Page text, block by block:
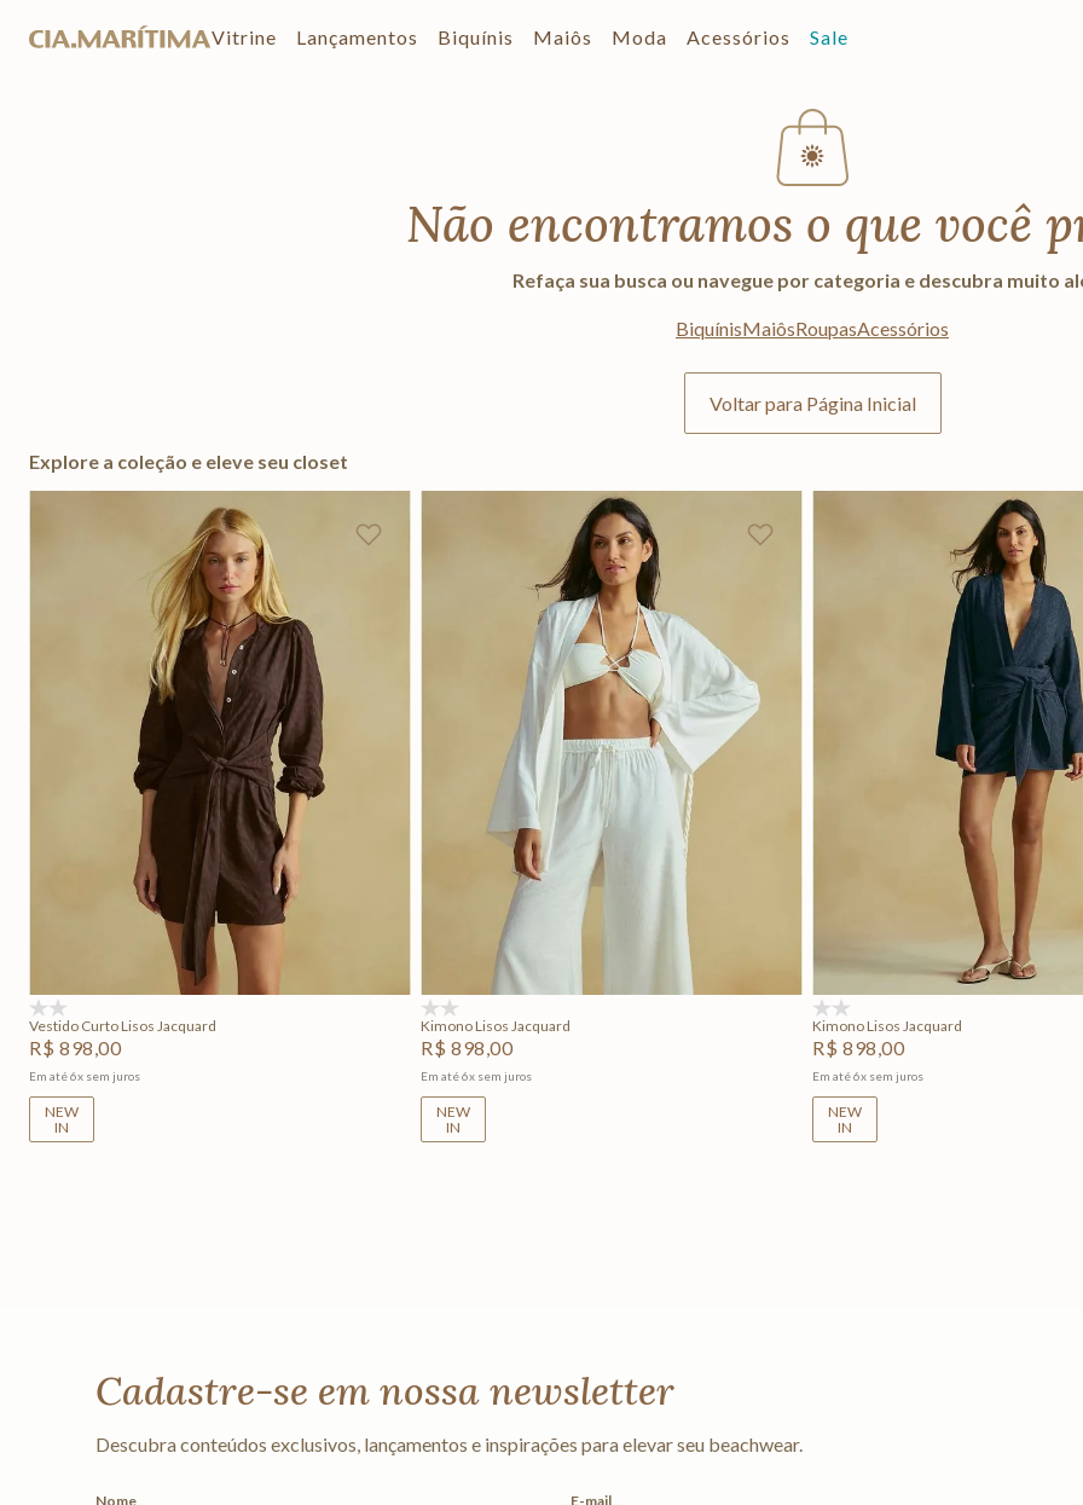
Vitrine Lançamentos Biquínis Maiôs Moda Acessórios Sale
Não encontramos o que você
Refaça sua busca ou navegue por categoria e descubra muito
BiquínisMaiôsRoupasAcessórios
Voltar para Página Inicial
Explore a coleção e eleve seu closet
P M G
Adicionar na sacola
Vestido Curto Lisos Jacquard
R$ 898,00
Em até6x sem juros
NEW
IN
Kimono Lisos Jacquard
R$ 898,00
Em até6x sem juros
NEW
IN
Adicionar na sacola
Kimono Lisos Jacquard
R$ 898,00
Em até6x sem juros
NEW
IN
Cadastre-se em nossa newsletter
Descubra conteúdos exclusivos, lançamentos e inspirações para elevar seu beachwear.
Nome E-mail